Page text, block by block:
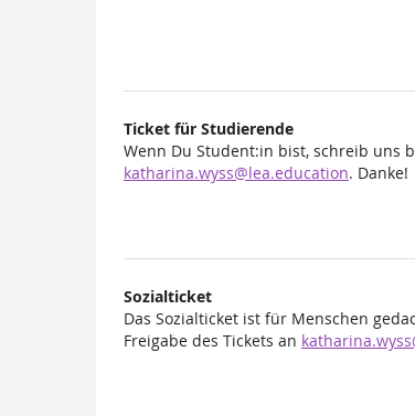
Ticket für Studierende
Wenn Du Student:in bist, schreib uns
katharina.wyss@lea.education. Danke!
Sozialticket
Das Sozialticket ist für Menschen
Freigabe des Tickets an